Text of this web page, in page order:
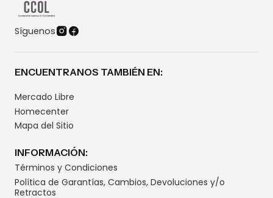
Síguenos
ENCUENTRANOS TAMBIÉN EN:
Mercado Libre
Homecenter
Mapa del Sitio
INFORMACIÓN:
Términos y Condiciones
Política de Garantías, Cambios, Devoluciones y/o
Retractos